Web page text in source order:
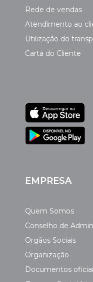
Rede de vendas
Atendimento ao
Utilização do
Carta do Cliente
EMPRESA
Quem Somos
Conselho de
Orgãos Sociais
Organização
Documentos